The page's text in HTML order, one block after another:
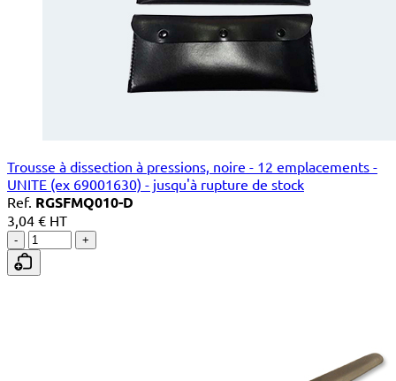
Trousse à dissection à pressions, noire - 12 emplacements -
UNITE (ex 69001630) - jusqu'à rupture de stock
Ref. RGSFMQ010-D
3,04 € HT
- +